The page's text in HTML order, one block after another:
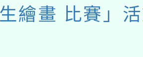
繪畫 比賽」